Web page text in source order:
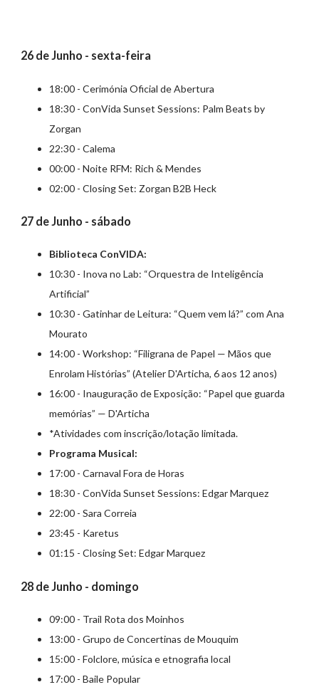
26 de Junho - sexta-feira
18:00 - Cerimónia Oficial de Abertura
18:30 - ConVida Sunset Sessions: Palm Beats by
Zorgan
22:30 - Calema
00:00 - Noite RFM: Rich & Mendes
02:00 - Closing Set: Zorgan B2B Heck
27 de Junho - sábado
Biblioteca ConVIDA:
10:30 - Inova no Lab: “Orquestra de Inteligência
Artificial”
10:30 - Gatinhar de Leitura: “Quem vem lá?” com Ana
Mourato
14:00 - Workshop: “Filigrana de Papel — Mãos que
Enrolam Histórias” (Atelier D'Articha, 6 aos 12 anos)
16:00 - Inauguração de Exposição: “Papel que guarda
memórias” — D'Articha
*Atividades com inscrição/lotação limitada.
Programa Musical:
17:00 - Carnaval Fora de Horas
18:30 - ConVida Sunset Sessions: Edgar Marquez
22:00 - Sara Correia
23:45 - Karetus
01:15 - Closing Set: Edgar Marquez
28 de Junho - domingo
09:00 - Trail Rota dos Moinhos
13:00 - Grupo de Concertinas de Mouquim
15:00 - Folclore, música e etnografia local
17:00 - Baile Popular